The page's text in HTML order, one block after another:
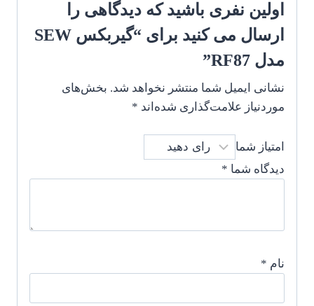
اولین نفری باشید که دیدگاهی را
ارسال می کنید برای “گیربکس SEW
مدل RF87”
نشانی ایمیل شما منتشر نخواهد شد. بخش‌های
موردنیاز علامت‌گذاری شده‌اند *
امتیاز شما
دیدگاه شما *
نام *